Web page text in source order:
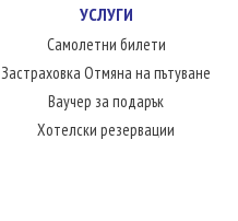
УСЛУГИ
Самолетни билети
Застраховка Отмяна на пътуване
Ваучер за подарък
Хотелски резервации